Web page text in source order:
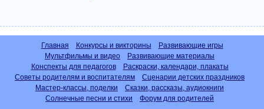
Главная Конкурсы и викторины
Развивающие игры
Мультфильмы и видео
Развивающие материалы
Конспекты для педагогов
Раскраски, календари, плакаты
Советы родителям и воспитателям
Сценарии детских праздников
Мастер-классы, поделки
Сказки, рассказы, аудиокниги
Солнечные песни и стихи
Форум для родителей